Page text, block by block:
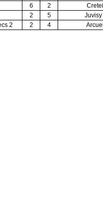
6 2
2 5
Juvisy
2
2 4